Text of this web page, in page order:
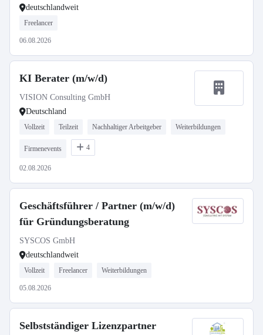
deutschlandweit
Freelancer
06.08.2026
KI Berater (m/w/d)
VISION Consulting GmbH
Deutschland
Vollzeit Teilzeit Nachhaltiger Arbeitgeber Weiterbildungen
Firmenevents 4
02.08.2026
Geschäftsführer / Partner (m/w/d)
für Gründungsberatung
SYSCOS GmbH
deutschlandweit
Vollzeit Freelancer Weiterbildungen
05.08.2026
Selbstständiger Lizenzpartner